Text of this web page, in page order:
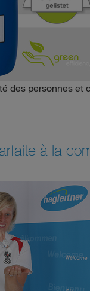
des personnes et
à la